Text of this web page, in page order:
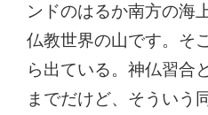
ンドのはるか南方の海
仏教世界の山です。そ
ら出ている。神仏習合
までだけど、そういう